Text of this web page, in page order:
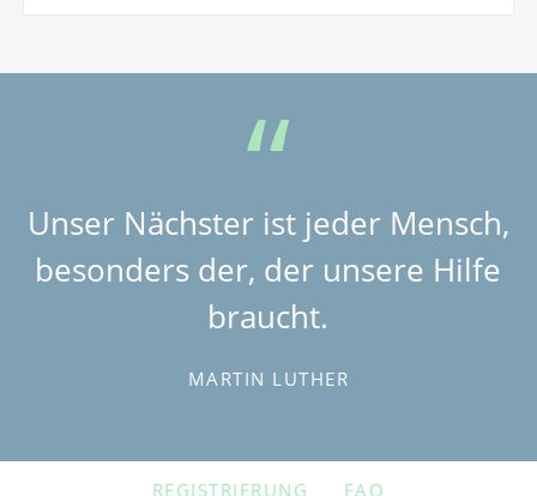
Unser Nächster ist jeder Mensch,
besonders der, der unsere Hilfe
braucht.
MARTIN LUTHER
NAVIGATION
REGISTRIERUNG FAQ